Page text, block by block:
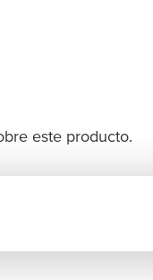
este producto.